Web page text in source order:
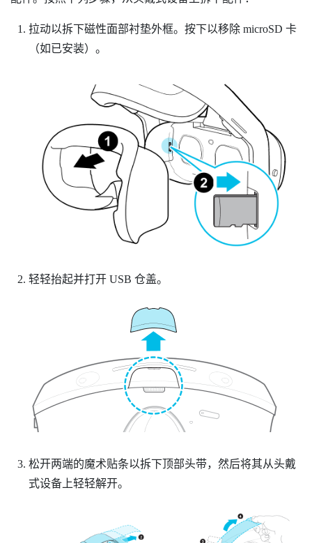
拉动以拆下磁性面部衬垫外框。按下以移除 microSD 卡
（如已安装）。
轻轻抬起并打开 USB 仓盖。
松开两端的魔术贴条以拆下顶部头带，然后将其从头戴
式设备上轻轻解开。